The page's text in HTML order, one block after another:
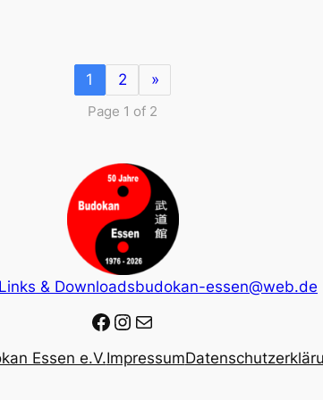
1 2 »
Page 1 of 2
Links & Downloadsbudokan-essen@web.de
Facebook
Instagram
E-Mail
Essen e.V.Impressum